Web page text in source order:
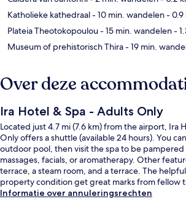
Katholieke kathedraal- 10 min. wandelen- 0.9
Plateia Theotokopoulou- 15 min. wandelen-
Museum of prehistorisch Thira- 19 min.
Over deze
Ira Hotel & Spa - Adults Only
Located just 4.7 mi (7.6 km) from the airport, Ira
Only offers a shuttle (available 24 hours). You
outdoor pool, then visit the spa to be
massages, facials, or aromatherapy. Other
terrace, a steam room, and a terrace. The
property condition get great marks from fellow
Informatie over annuleringsrechten